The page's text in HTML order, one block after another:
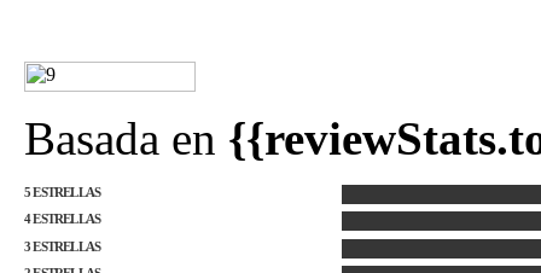
Basada en
5 ESTRELLAS
4 ESTRELLAS
3 ESTRELLAS